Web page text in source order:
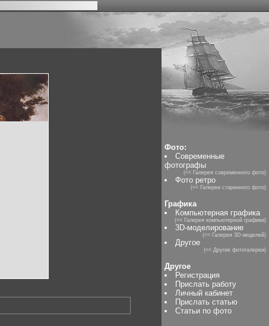
Фото:
Современные
фотографы
(<< Галерея современного фото)
Фото ретро
(<< Галереи старинного фото)
Графика
Компьютерная графика
(<< Галерея компьютерной графики)
3D-моделирование
(<< Галерея 3D-моделей)
Другое
(<< Другие фотогалереи)
Другое
Регистрация
Прислать работу
Личный кабинет
Прислать статью
Статьи по фото